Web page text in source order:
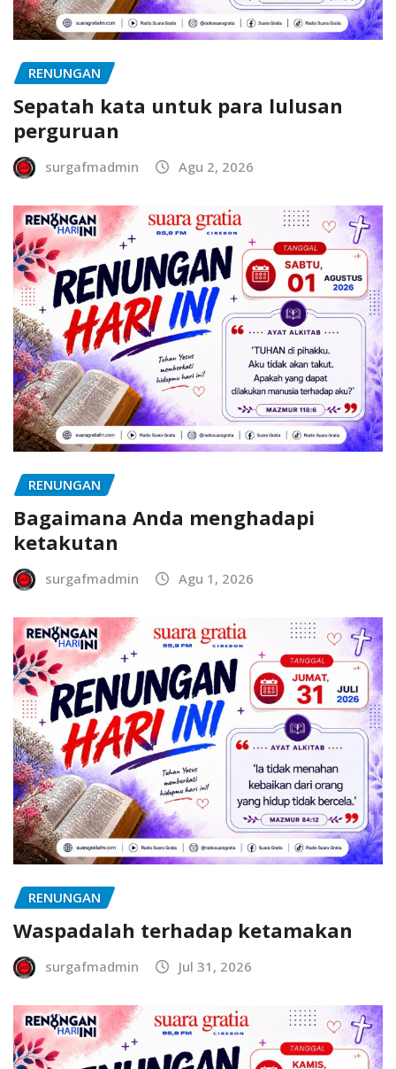
RENUNGAN
Sepatah kata untuk para lulusan
perguruan
surgafmadmin Agu 2, 2026
RENUNGAN
Bagaimana Anda menghadapi
ketakutan
surgafmadmin Agu 1, 2026
RENUNGAN
Waspadalah terhadap ketamakan
surgafmadmin Jul 31, 2026